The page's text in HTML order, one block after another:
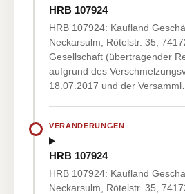
HRB 107924
HRB 107924: Kaufland
Neckarsulm, Rötelstr. 35,
Gesellschaft (übertragender
aufgrund des
18.07.2017 und der Versamml…
VERÄNDERUNGEN
HRB 107924
HRB 107924: Kaufland
Neckarsulm, Rötelstr. 35,